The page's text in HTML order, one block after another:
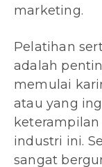
marketing.
Pelatihan
adalah
memulai
atau yang
industri ini.
sangat